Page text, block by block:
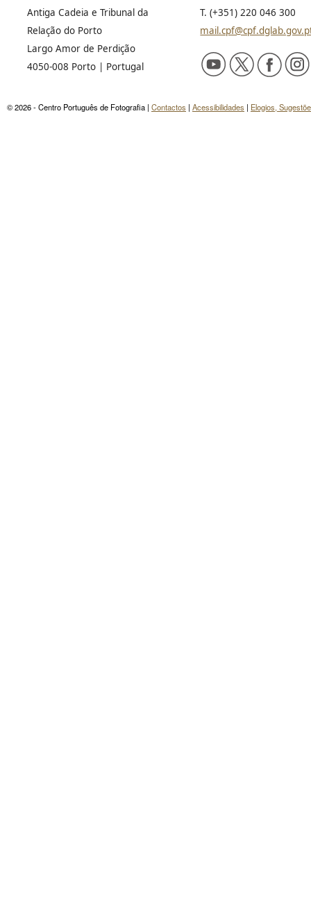
Antiga Cadeia e Tribunal da
Relação do Porto
Largo Amor de Perdição
4050-008 Porto | Portugal
T. (+351) 220 046 300
© 2026 - Centro Português de Fotografia | Contactos | Acessibilidades | Elogios,